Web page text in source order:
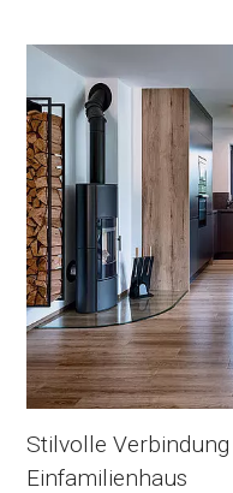
Stilvolle
Einfamilienhaus